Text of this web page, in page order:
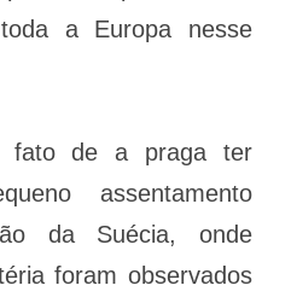
a Europa nesse
fato de a praga ter
assentamento
da Suécia, onde
foram observados